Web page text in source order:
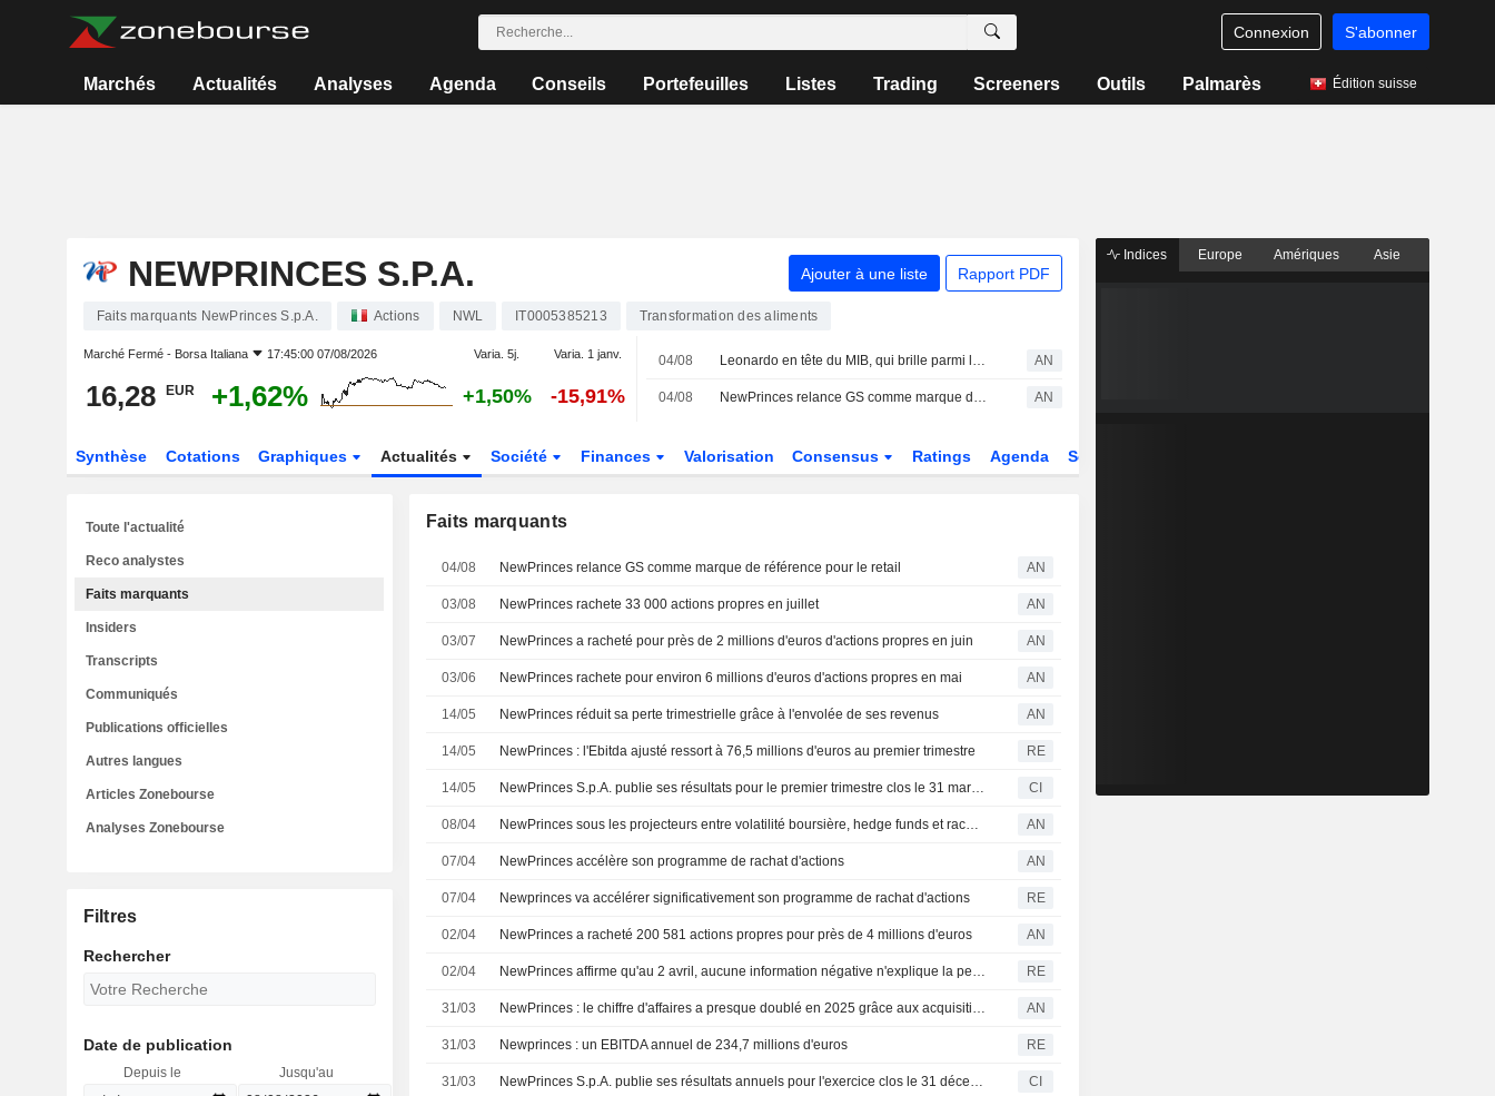
Connexion S'abonner
Marchés Actualités Analyses Agenda Conseils Portefeuilles Listes Trading Screeners Outils Palmarès Édition suisse
NEWPRINCES S.P.A. Ajouter à une liste Rapport PDF
Faits marquants NewPrinces S.p.A. Actions NWL IT0005385213 Transformation des aliments
Marché Fermé - Borsa Italiana 17:45:00 07/08/2026 Varia. 5j. Varia. 1 janv.
16,28 EUR +1,62% +1,50% -15,91%
04/08 Leonardo en tête du MIB, qui brille parmi les places européennes AN
04/08 NewPrinces relance GS comme marque de référence pour le retail AN
Synthèse Cotations Graphiques Actualités Société Finances Valorisation Consensus Ratings Agenda Secteur
Faits marquants
04/08 NewPrinces relance GS comme marque de référence pour le retail AN
03/08 NewPrinces rachete 33 000 actions propres en juillet AN
03/07 NewPrinces a racheté pour près de 2 millions d'euros d'actions propres en juin AN
03/06 NewPrinces rachete pour environ 6 millions d'euros d'actions propres en mai AN
14/05 NewPrinces réduit sa perte trimestrielle grâce à l'envolée de ses revenus AN
14/05 NewPrinces : l'Ebitda ajusté ressort à 76,5 millions d'euros au premier trimestre RE
14/05 NewPrinces S.p.A. publie ses résultats pour le premier trimestre clos le 31 mars 2026 CI
08/04 NewPrinces sous les projecteurs entre volatilité boursière, hedge funds et rachat d'actions AN
07/04 NewPrinces accélère son programme de rachat d'actions AN
07/04 Newprinces va accélérer significativement son programme de rachat d'actions RE
02/04 NewPrinces a racheté 200 581 actions propres pour près de 4 millions d'euros AN
02/04 NewPrinces affirme qu'au 2 avril, aucune information négative n'explique la performance récente du titre RE
31/03 NewPrinces : le chiffre d'affaires a presque doublé en 2025 grâce aux acquisitions AN
31/03 Newprinces : un EBITDA annuel de 234,7 millions d'euros RE
31/03 NewPrinces S.p.A. publie ses résultats annuels pour l'exercice clos le 31 décembre 2025 CI
Toute l'actualité
Reco analystes
Faits marquants
Insiders
Transcripts
Communiqués
Publications officielles
Autres langues
Articles Zonebourse
Analyses Zonebourse
Filtres
Rechercher
Date de publication
Depuis le Jusqu'au
Indices Europe Amériques Asie